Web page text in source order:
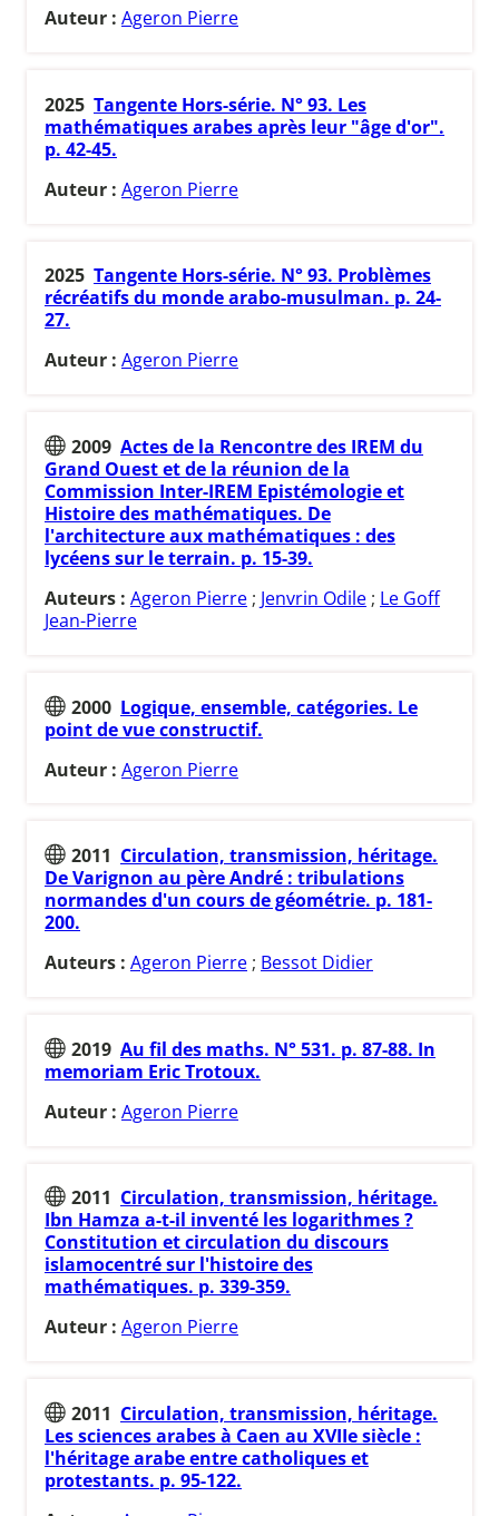
Auteur : Ageron Pierre
2025 Tangente Hors-série. N° 93. Les
mathématiques arabes après leur "âge d'or".
p. 42-45.
Auteur : Ageron Pierre
2025 Tangente Hors-série. N° 93. Problèmes
récréatifs du monde arabo-musulman. p. 24-
27.
Auteur : Ageron Pierre
2009 Actes de la Rencontre des IREM du
Grand Ouest et de la réunion de la
Commission Inter-IREM Epistémologie et
Histoire des mathématiques. De
l'architecture aux mathématiques : des
lycéens sur le terrain. p. 15-39.
Auteurs : Ageron Pierre ; Jenvrin Odile ; Le Goff
Jean-Pierre
2000 Logique, ensemble, catégories. Le
point de vue constructif.
Auteur : Ageron Pierre
2011 Circulation, transmission, héritage.
De Varignon au père André : tribulations
normandes d'un cours de géométrie. p. 181-
200.
Auteurs : Ageron Pierre ; Bessot Didier
2019 Au fil des maths. N° 531. p. 87-88. In
memoriam Eric Trotoux.
Auteur : Ageron Pierre
2011 Circulation, transmission, héritage.
Ibn Hamza a-t-il inventé les logarithmes ?
Constitution et circulation du discours
islamocentré sur l'histoire des
mathématiques. p. 339-359.
Auteur : Ageron Pierre
2011 Circulation, transmission, héritage.
Les sciences arabes à Caen au XVIIe siècle :
l'héritage arabe entre catholiques et
protestants. p. 95-122.